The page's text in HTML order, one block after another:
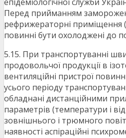
епідеміологічної служби
Перед прийманням
рефрижераторні приміщення
повинні бути охолоджені до
5.15. При транспортуванні
продовольчої продукції в
вентиляційні пристрої
усього періоду
обладнані дистанційними
параметрів (температури і
зовнішнього і трюмного
наявності аспіраційні